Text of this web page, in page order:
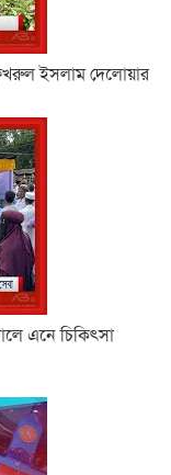
ইসলাম দেলোয়ার
এনে চিকিৎসা